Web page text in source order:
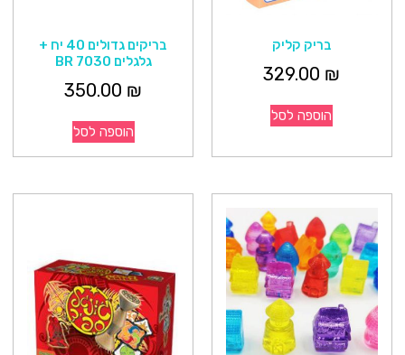
בריק קליק
329.00 ₪
הוספה לסל
בריקים גדולים 40 יח +
גלגלים BR 7030
350.00 ₪
הוספה לסל